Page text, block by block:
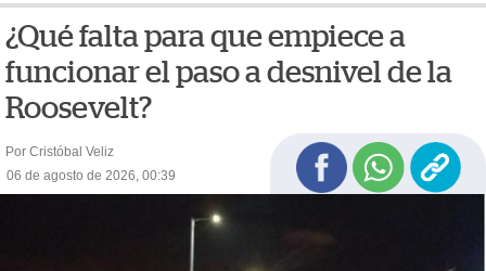
¿Qué falta para que empiece a
funcionar el paso a desnivel de la
Roosevelt?
Por Cristóbal Veliz
06 de agosto de 2026, 00:39